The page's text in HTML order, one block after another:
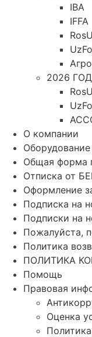
IBA
IFFA
2026 ГОД
О компании
Общая форма
Отписка от
Оформление
Подписка на
Подписки на
Пожалуйста,
Политика
ПОЛИТИКА
Помощь
Правовая
Оценка